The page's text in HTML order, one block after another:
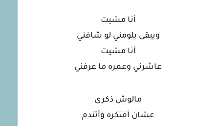
أنا مشيت
ويبقى يلومني لو شافني
أنا مشيت
عاشرني وعمره ما عرفني
مالوش ذكرى
عشان أفتكره وأتندم